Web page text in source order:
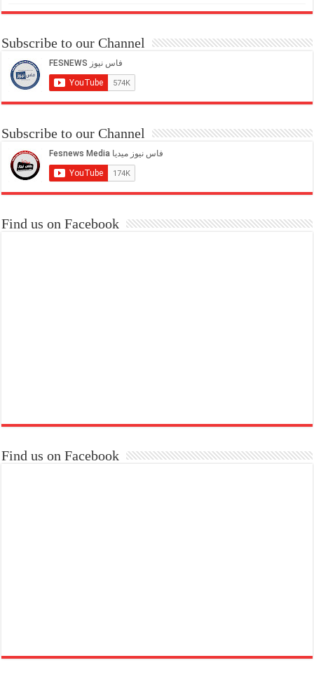
Subscribe to our Channel
Subscribe to our Channel
Find us on Facebook
Find us on Facebook